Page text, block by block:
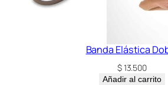
Banda Elástica
$13.500
Añadir al carrito